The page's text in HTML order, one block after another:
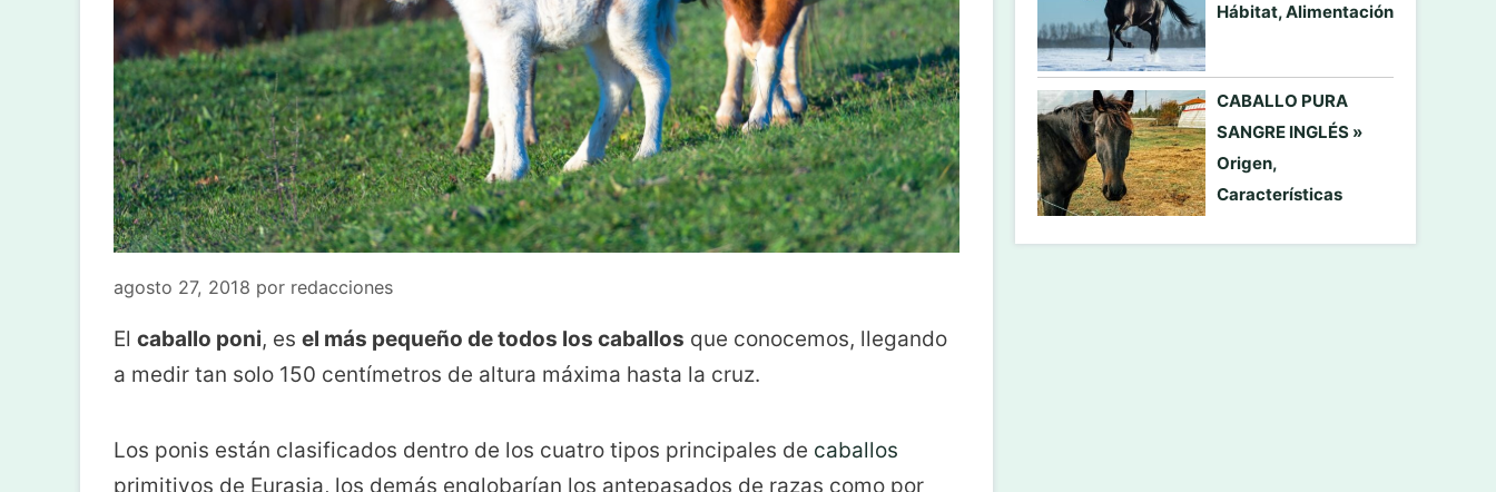
agosto 27, 2018 por redacciones
El caballo poni, es el más pequeño de todos los caballos que conocemos, llegando
a medir tan solo 150 centímetros de altura máxima hasta la cruz.
Los ponis están clasificados dentro de los cuatro tipos principales de caballos
primitivos de Eurasia, los demás englobarían los antepasados de razas como por
Hábitat, Alimentación
CABALLO PURA
SANGRE INGLÉS »
Origen,
Características